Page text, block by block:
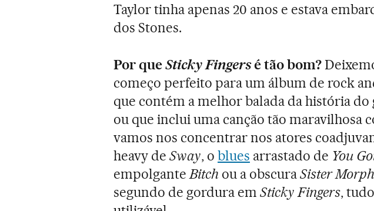
Taylor tinha apenas 20 anos e estava
dos Stones.
Por queSticky Fingersé tão bom?
começo perfeito para um álbum de rock
que contém a melhor balada da história do
ou que inclui uma canção tão maravilhosa
vamos nos concentrar nos atores
heavy deSway, oblues arrastado de You
empolganteBitch ou a obscuraSister
segundo de gordura em Sticky Fingers,